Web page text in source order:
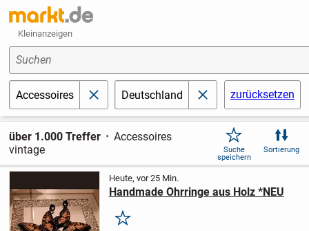
Kleinanzeigen
Suchen
Accessoires schließenDeutschland schließenzurücksetzen
über 1.000 Treffer
Accessoires
vintage
Suche
speichern
Sortierung
Heute, vor 25 Min.
Handmade Ohrringe aus Holz *NEU
Merken